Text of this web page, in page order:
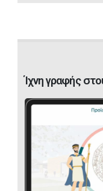
Ίχνη γραφής